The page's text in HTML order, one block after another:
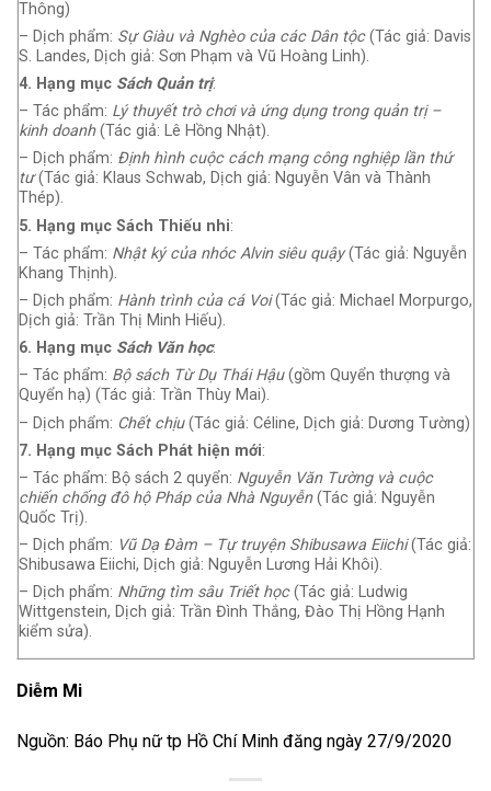
Thông)
– Dịch phẩm: Sự Giàu và Nghèo của các Dân tộc(Tác giả: Davis
S. Landes, Dịch giả: Sơn Phạm và Vũ Hoàng Linh).
4. Hạng mục Sách Quản trị:
– Tác phẩm: Lý thuyết trò chơi và ứng dụng trong quản trị –
kinh doanh(Tác giả: Lê Hồng Nhật).
– Dịch phẩm: Định hình cuộc cách mạng công nghiệp lần thứ
tư(Tác giả: Klaus Schwab, Dịch giả: Nguyễn Vân và Thành
Thép).
5. Hạng mục Sách Thiếu nhi:
– Tác phẩm: Nhật ký của nhóc Alvin siêu quậy(Tác giả: Nguyễn
Khang Thịnh).
– Dịch phẩm: Hành trình của cá Voi(Tác giả: Michael Morpurgo,
Dịch giả: Trần Thị Minh Hiếu).
6. Hạng mục Sách Văn học:
– Tác phẩm: Bộ sách Từ Dụ Thái Hậu(gồm Quyển thượng và
Quyển hạ) (Tác giả: Trần Thùy Mai).
– Dịch phẩm: Chết chịu(Tác giả: Céline, Dịch giả: Dương Tường)
7. Hạng mục Sách Phát hiện mới:
– Tác phẩm: Bộ sách 2 quyển: Nguyễn Văn Tường và cuộc
chiến chống đô hộ Pháp của Nhà Nguyễn(Tác giả: Nguyễn
Quốc Trị).
– Dịch phẩm: Vũ Dạ Đàm – Tự truyện Shibusawa Eiichi(Tác giả:
Shibusawa Eiichi, Dịch giả: Nguyễn Lương Hải Khôi).
– Dịch phẩm: Những tìm sâu Triết học(Tác giả: Ludwig
Wittgenstein, Dịch giả: Trần Đình Thắng, Đào Thị Hồng Hạnh
kiểm sửa).
Diễm Mi
Nguồn: Báo Phụ nữ tp Hồ Chí Minh đăng ngày 27/9/2020